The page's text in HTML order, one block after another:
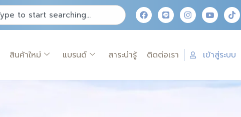
สินค้าใหม่ แบรนด์ สาระน่ารู้ ติดต่อเรา เข้าสู่ระบบ